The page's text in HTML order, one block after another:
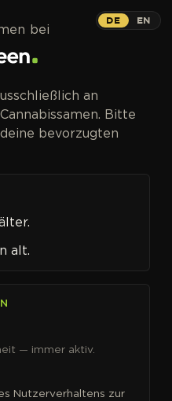
Hybrid mit CBD-
Auto
von Royal
CBD-Fokus –
CBD-Linie aus
von Farnesene,
und Caryophyllene
DE EN
bei
an
Bitte
bevorzugten
alt.
— immer aktiv.
Nutzerverhaltens zur